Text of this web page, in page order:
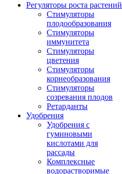
Регуляторы роста растений
Стимуляторы
плодообразования
Стимуляторы
иммунитета
Стимуляторы
цветения
Стимуляторы
корнеобразования
Стимуляторы
созревания плодов
Ретарданты
Удобрения
Удобрения с
гуминовыми
кислотами для
рассады
Комплексные
водорастворимые